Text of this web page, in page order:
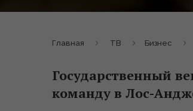
Главная ТВ Бизнес
Государственный
команду в Лос-